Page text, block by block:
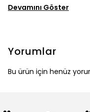
Devamını Göster
Yorumlar
Bu ürün için henüz